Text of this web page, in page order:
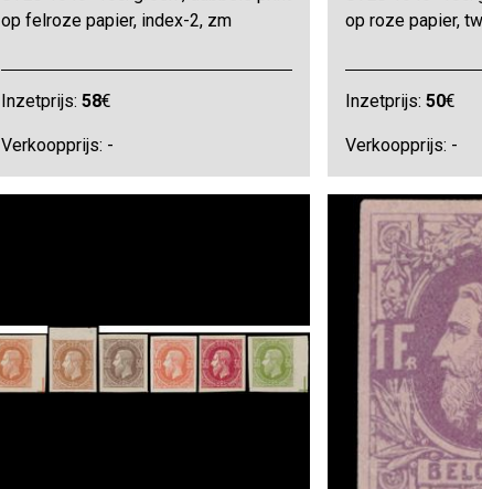
op felroze papier, index-2, zm
Inzetprijs:58€
Verkoopprijs: -
op roze papier,
Inzetprijs: 50€
Verkoopprijs: -